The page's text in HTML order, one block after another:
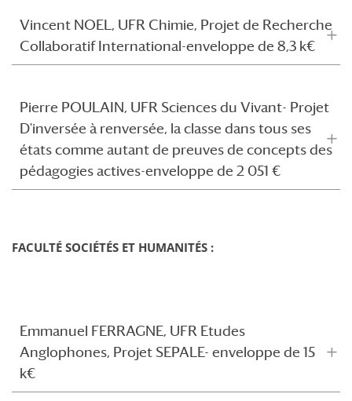
Vincent NOEL, UFR Chimie, Projet de Recherche
Collaboratif International-enveloppe de 8,3 k€
Pierre POULAIN, UFR Sciences du Vivant- Projet
D'inversée à renversée, la classe dans tous ses
états comme autant de preuves de concepts des
pédagogies actives-enveloppe de 2 051 €
FACULTÉ SOCIÉTÉS ET HUMANITÉS :
Emmanuel FERRAGNE, UFR Etudes
Anglophones, Projet SEPALE- enveloppe de 15
k€